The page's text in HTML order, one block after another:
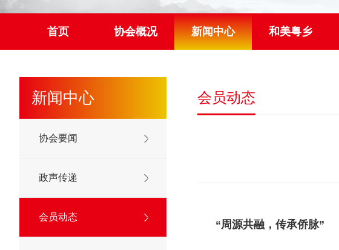
首页 协会概况 新闻中心 和美粤乡
新闻中心
协会要闻
政声传递
会员动态
会员动态
“周源共融，传承侨脉”